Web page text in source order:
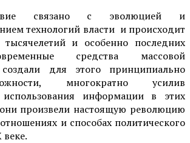
связано с эволюцией и
технологий власти и происходит
и особенно последних
средства массовой
для этого принципиально
многократно усилив
использования информации в этих
произвели настоящую революцию
и способах политического